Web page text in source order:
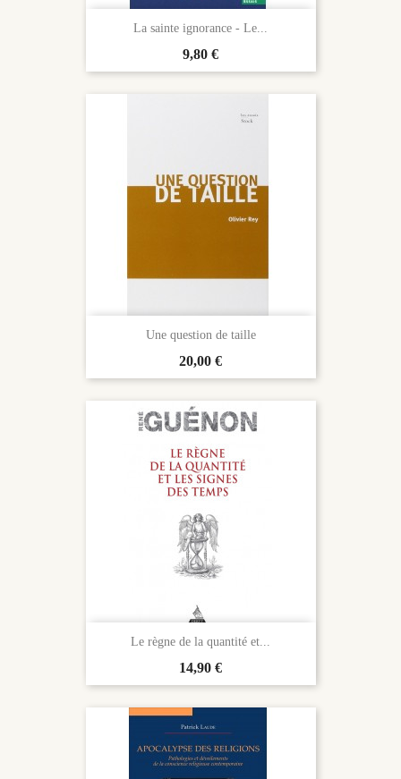
La sainte ignorance - Le...
Prix
9,80 €
Une question de taille
Prix
20,00 €
Le règne de la quantité et...
Prix
14,90 €